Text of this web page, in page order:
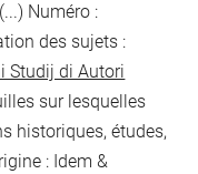
Numéro :
des sujets :
Studij di Autori
sur lesquelles
historiques, études,
: Idem &